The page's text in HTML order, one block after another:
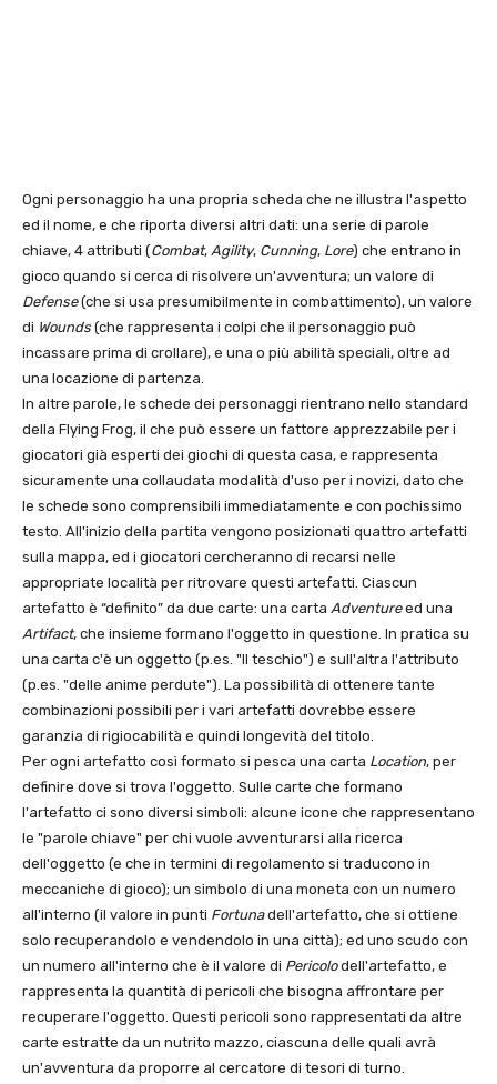
Ogni personaggio ha una propria scheda che ne illustra l'aspetto
ed il nome, e che riporta diversi altri dati: una serie di parole
chiave, 4 attributi (Combat, Agility, Cunning, Lore) che entrano in
gioco quando si cerca di risolvere un'avventura; un valore di
Defense(che si usa presumibilmente in combattimento), un valore
di Wounds (che rappresenta i colpi che il personaggio può
incassare prima di crollare), e una o più abilità speciali, oltre ad
una locazione di partenza.
In altre parole, le schede dei personaggi rientrano nello standard
della Flying Frog, il che può essere un fattore apprezzabile per i
giocatori già esperti dei giochi di questa casa, e rappresenta
sicuramente una collaudata modalità d'uso per i novizi, dato che
le schede sono comprensibili immediatamente e con pochissimo
testo. All'inizio della partita vengono posizionati quattro artefatti
sulla mappa, ed i giocatori cercheranno di recarsi nelle
appropriate località per ritrovare questi artefatti. Ciascun
artefatto è “definito” da due carte: una carta Adventureed una
Artifact, che insieme formano l'oggetto in questione. In pratica su
una carta c'è un oggetto (p.es. "Il teschio") e sull'altra l'attributo
(p.es. "delle anime perdute"). La possibilità di ottenere tante
combinazioni possibili per i vari artefatti dovrebbe essere
garanzia di rigiocabilità e quindi longevità del titolo.
Per ogni artefatto così formato si pesca una carta Location, per
definire dove si trova l'oggetto. Sulle carte che formano
l'artefatto ci sono diversi simboli: alcune icone che rappresentano
le "parole chiave" per chi vuole avventurarsi alla ricerca
dell'oggetto (e che in termini di regolamento si traducono in
meccaniche di gioco); un simbolo di una moneta con un numero
all'interno (il valore in punti Fortunadell'artefatto, che si ottiene
solo recuperandolo e vendendolo in una città); ed uno scudo con
un numero all'interno che è il valore di Pericolodell'artefatto, e
rappresenta la quantità di pericoli che bisogna affrontare per
recuperare l'oggetto. Questi pericoli sono rappresentati da altre
carte estratte da un nutrito mazzo, ciascuna delle quali avrà
un'avventura da proporre al cercatore di tesori di turno.